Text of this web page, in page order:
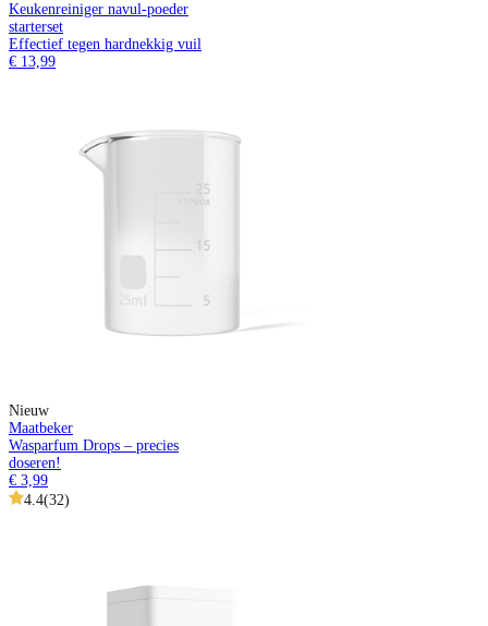
Keukenreiniger navul-poeder
starterset
Effectief tegen hardnekkig vuil
€ 13,99
Nieuw
Maatbeker
Wasparfum Drops – precies
doseren!
€ 3,99
4.4(32)